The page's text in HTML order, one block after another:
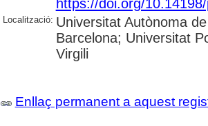
https://doi.org/
Localització: Universitat Autònoma
Barcelona; Universitat
Virgili
Enllaç permanent a aquest